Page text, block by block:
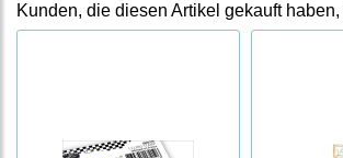
Kunden, die diesen Artikel gekauft